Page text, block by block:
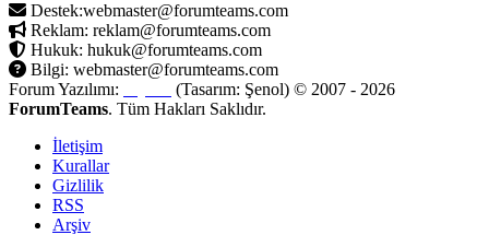
Destek:webmaster@forumteams.com
Reklam: reklam@forumteams.com
Hukuk: hukuk@forumteams.com
Bilgi: webmaster@forumteams.com
Forum Yazılımı:
(Tasarım: Şenol) © 2007 - 2026
ForumTeams. Tüm Hakları Saklıdır.
İletişim
Kurallar
Gizlilik
RSS
Arşiv